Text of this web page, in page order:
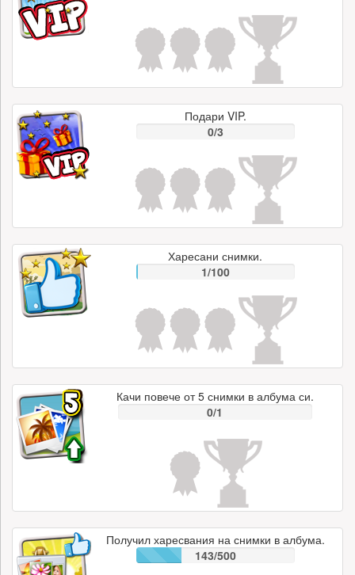
Подари VIP.
0/3
Харесани снимки.
1/100
Качи повече от 5 снимки в албума си.
0/1
Получил харесвания на снимки в албума.
143/500